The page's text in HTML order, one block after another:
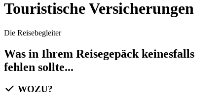
Touristische Versicherungen
Die Reisebegleiter
Was in Ihrem Reisegepäck keinesfalls
fehlen sollte...
WOZU?